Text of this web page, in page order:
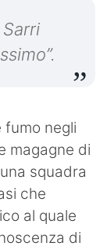
fumo negli
magagne di
squadra
che
al quale
di